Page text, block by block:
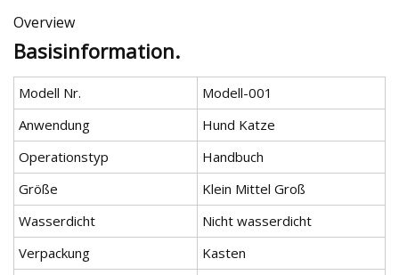
Overview
Basisinformation.
Modell Nr.
Modell-001
Anwendung
Hund Katze
Operationstyp
Handbuch
Größe
Klein Mittel Groß
Wasserdicht
Nicht wasserdicht
Verpackung
Kasten